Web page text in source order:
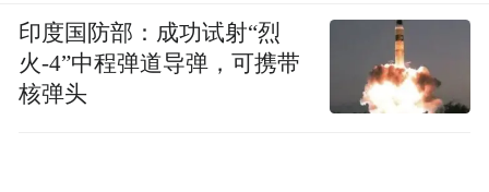
印度国防部：成功试射“烈
火-4”中程弹道导弹，可携带
核弹头